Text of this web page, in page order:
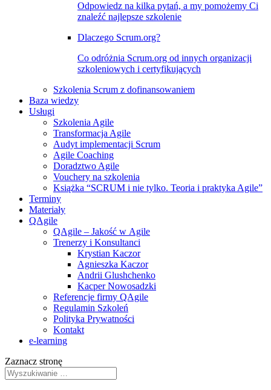
Odpowiedz na kilka pytań, a my pomożemy Ci
znaleźć najlepsze szkolenie
Dlaczego Scrum.org?
Co odróżnia Scrum.org od innych organizacji
szkoleniowych i certyfikujących
Szkolenia Scrum z dofinansowaniem
Baza wiedzy
Usługi
Szkolenia Agile
Transformacja Agile
Audyt implementacji Scrum
Agile Coaching
Doradztwo Agile
Vouchery na szkolenia
Książka “SCRUM i nie tylko. Teoria i praktyka Agile”
Terminy
Materiały
QAgile
QAgile – Jakość w Agile
Trenerzy i Konsultanci
Krystian Kaczor
Agnieszka Kaczor
Andrii Glushchenko
Kacper Nowosadzki
Referencje firmy QAgile
Regulamin Szkoleń
Polityka Prywatności
Kontakt
e‑learning
Zaznacz stronę